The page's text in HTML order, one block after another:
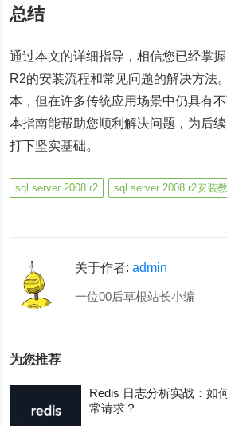
总结
通过本文的详细指导，相信您已经掌
R2的安装流程和常见问题的解决方法
本，但在许多传统应用场景中仍具有
本指南能帮助您顺利解决问题，为后
打下坚实基础。
sql server 2008 r2 sql server 2008 r2安装
关于作者:admin
一位00后草根站长小编
为您推荐
Redis 日志分析实战：如
常请求？